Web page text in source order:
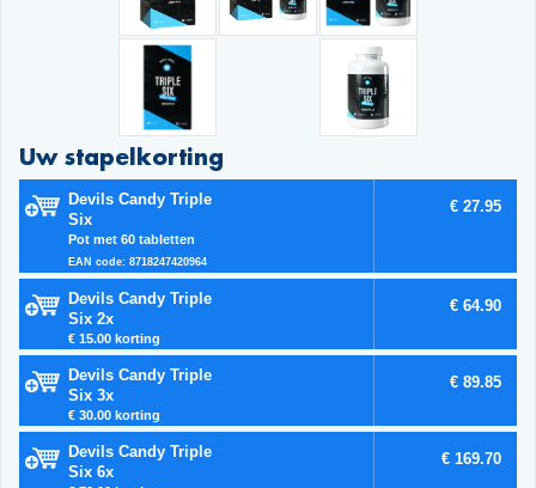
Uw stapelkorting
Devils Candy Triple
Six
Pot met 60 tabletten
EAN code: 8718247420964
€ 27.95
Devils Candy Triple
Six 2x
€ 15.00 korting
€ 64.90
Devils Candy Triple
Six 3x
€ 30.00 korting
€ 89.85
Devils Candy Triple
Six 6x
€ 169.70